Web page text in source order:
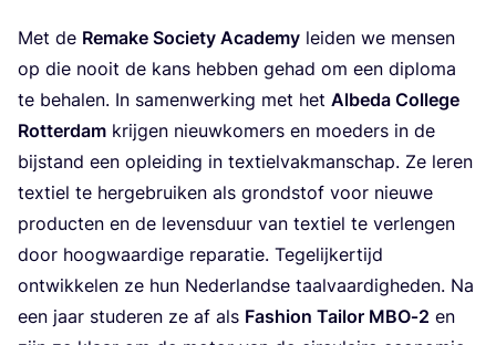
Met de Rema­ke Soci­e­ty Aca­de­my lei­den we men­sen
op die nooit de kans heb­ben gehad om een diplo­ma
te beha­len. In samen­wer­king met het Albe­da Col­le­ge
Rot­ter­dam krij­gen nieuw­ko­mers en moe­ders in de
bij­stand een oplei­ding in tex­tiel­vak­man­schap. Ze leren
tex­tiel te her­ge­brui­ken als grond­stof voor nieu­we
pro­duc­ten en de levens­duur van tex­tiel te ver­len­gen
door hoog­waar­di­ge repa­ra­tie. Tege­lij­ker­tijd
ont­wik­ke­len ze hun Neder­land­se taal­vaar­dig­he­den. Na
een jaar stu­de­ren ze af als Fas­hi­on Tai­lor MBO‑2 en